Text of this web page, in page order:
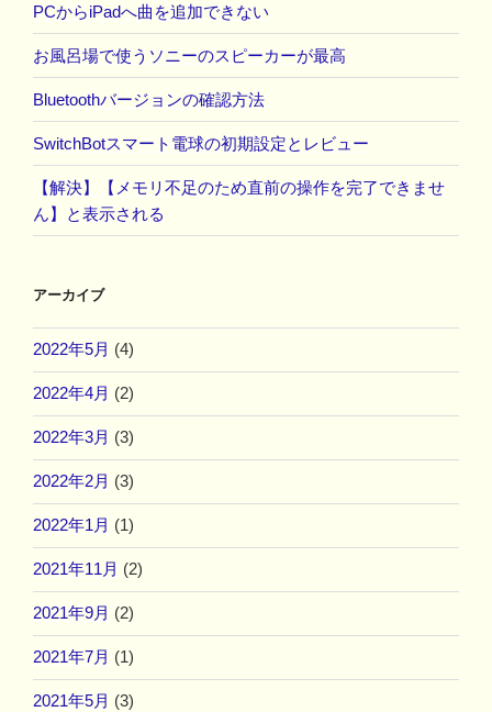
PCからiPadへ曲を追加できない
お風呂場で使うソニーのスピーカーが最高
Bluetoothバージョンの確認方法
SwitchBotスマート電球の初期設定とレビュー
【解決】【メモリ不足のため直前の操作を完了できませ
ん】と表示される
アーカイブ
2022年5月 (4)
2022年4月 (2)
2022年3月 (3)
2022年2月 (3)
2022年1月 (1)
2021年11月 (2)
2021年9月 (2)
2021年7月 (1)
2021年5月 (3)